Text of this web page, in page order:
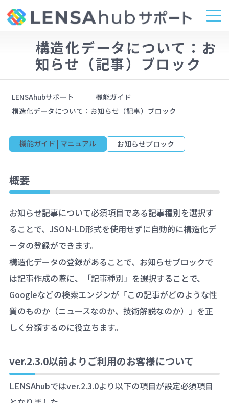
構造化データについて：お
知らせ（記事）ブロック
LENSAhubサポート
機能ガイド
構造化データについて：お知らせ（記事）ブロック
機能ガイド | マニュアル お知らせブロック
概要
お知らせ記事について必須項目である記事種別を選択す
ることで、JSON-LD形式を使用せずに自動的に構造化デ
ータの登録ができます。
構造化データの登録があることで、お知らせブロックで
は記事作成の際に、「記事種別」を選択することで、
Googleなどの検索エンジンが「この記事がどのような性
質のものか（ニュースなのか、技術解説なのか）」を正
しく分類するのに役立ちます。
ver.2.3.0以前よりご利用のお客様について
LENSAhubではver.2.3.0より以下の項目が設定必須項目